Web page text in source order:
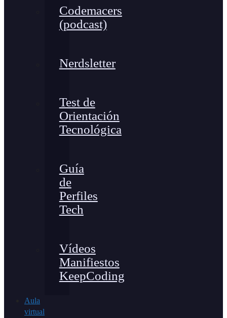
Codemacers
(podcast)
Nerdsletter
Test de
Orientación
Tecnológica
Guía
de
Perfiles
Tech
Vídeos
Manifiestos
KeepCoding
Aula
virtual